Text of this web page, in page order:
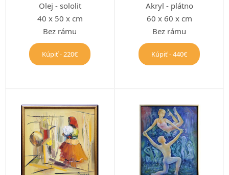
Olej - sololit
40 x 50 x cm
Bez rámu
Kúpiť - 220€
Akryl - plátno
60 x 60 x cm
Bez rámu
Kúpiť - 440€